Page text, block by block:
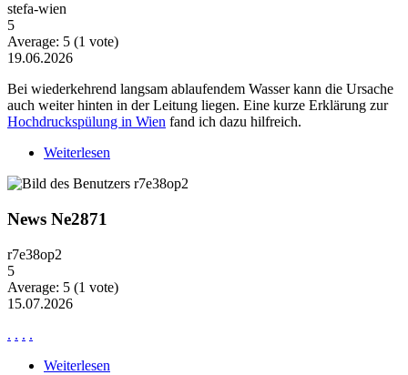
stefa-wien
5
Average: 5 (1 vote)
19.06.2026
Bei wiederkehrend langsam ablaufendem Wasser kann die Ursache
auch weiter hinten in der Leitung liegen. Eine kurze Erklärung zur
Hochdruckspülung in Wien fand ich dazu hilfreich.
Weiterlesen
News Ne2871
r7e38op2
5
Average: 5 (1 vote)
15.07.2026
. . . .
Weiterlesen